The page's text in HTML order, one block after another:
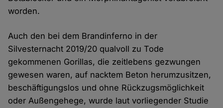
worden.
Auch den bei dem Brandinferno in der
Silvesternacht 2019/20 qualvoll zu Tode
gekommenen Gorillas, die zeitlebens gezwungen
gewesen waren, auf nacktem Beton herumzusitzen,
beschäftigungslos und ohne Rückzugsmöglichkeit
oder Außengehege, wurde laut vorliegender Studie